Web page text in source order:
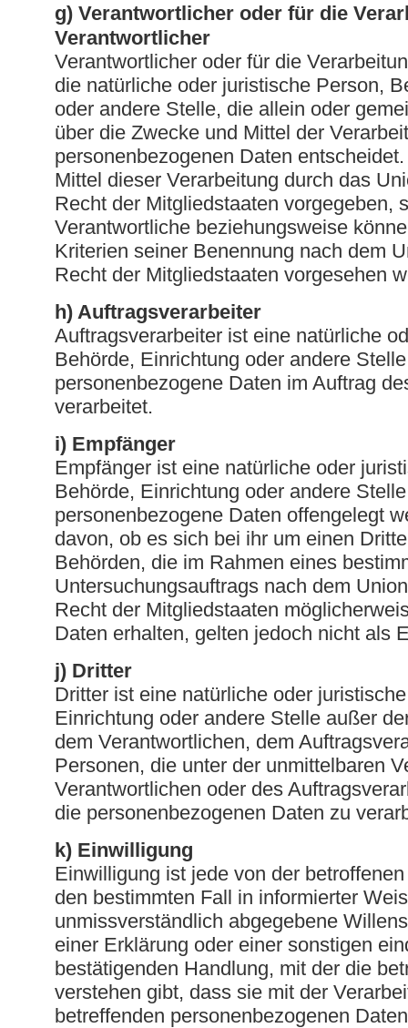
g) Verantwortlicher oder für die
Verantwortlicher
Verantwortlicher oder für die
die natürliche oder juristische Person,
oder andere Stelle, die allein oder
über die Zwecke und Mittel der
personenbezogenen Daten
Mittel dieser Verarbeitung durch das
Recht der Mitgliedstaaten vorgegeben,
Verantwortliche beziehungsweise
Kriterien seiner Benennung nach dem
Recht der Mitgliedstaaten vorgesehen
h) Auftragsverarbeiter
Auftragsverarbeiter ist eine natürliche
Behörde, Einrichtung oder andere
personenbezogene Daten im Auftrag
verarbeitet.
i) Empfänger
Empfänger ist eine natürliche oder
Behörde, Einrichtung oder andere
personenbezogene Daten offengelegt
davon, ob es sich bei ihr um einen
Behörden, die im Rahmen eines
Untersuchungsauftrags nach dem
Recht der Mitgliedstaaten
Daten erhalten, gelten jedoch nicht als
j) Dritter
Dritter ist eine natürliche oder
Einrichtung oder andere Stelle außer
dem Verantwortlichen, dem
Personen, die unter der unmittelbaren
Verantwortlichen oder des
die personenbezogenen Daten zu
k) Einwilligung
Einwilligung ist jede von der
den bestimmten Fall in informierter
unmissverständlich abgegebene
einer Erklärung oder einer sonstigen
bestätigenden Handlung, mit der die
verstehen gibt, dass sie mit der
betreffenden personenbezogenen